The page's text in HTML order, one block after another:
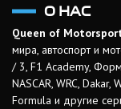
О НАС
Queen of
мира, автоспорт и
/ 3, F1 Academy,
NASCAR, WRC, Dakar,
Formula и другие